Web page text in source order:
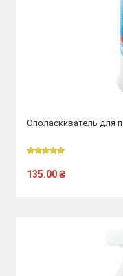
Ополаскиватель для
135.00₴